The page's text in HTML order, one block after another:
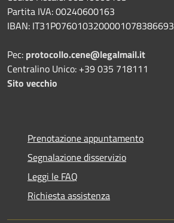
Partita IVA: 00240600163
IBAN: IT31P0760103200001078386693
Pec: protocollo.cene@legalmail.it
Centralino Unico: +39 035 718111
Sito vecchio
Prenotazione appuntamento
Segnalazione disservizio
Leggi le FAQ
Richiesta assistenza